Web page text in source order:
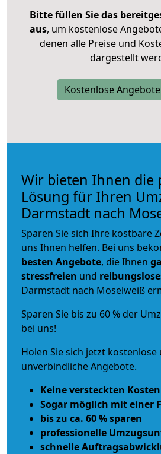
Bitte füllen Sie das
aus, um kostenlose
denen alle Preise und
dargestellt
Kostenlose
Wir bieten Ihnen die
Lösung für Ihren
Darmstadt nach
Sparen Sie sich Ihre kostbare
uns Ihnen helfen. Bei uns
besten Angebote, die Ihnen
stressfreien und
Darmstadt nach Moselweiß
Sparen Sie bis zu 60 % der
bei uns!
Holen Sie sich jetzt kostenlose
unverbindliche Angebote.
Keine versteckten Kosten
Sogar möglich mit einer
bis zu ca. 60 % sparen
professionelle
schnelle